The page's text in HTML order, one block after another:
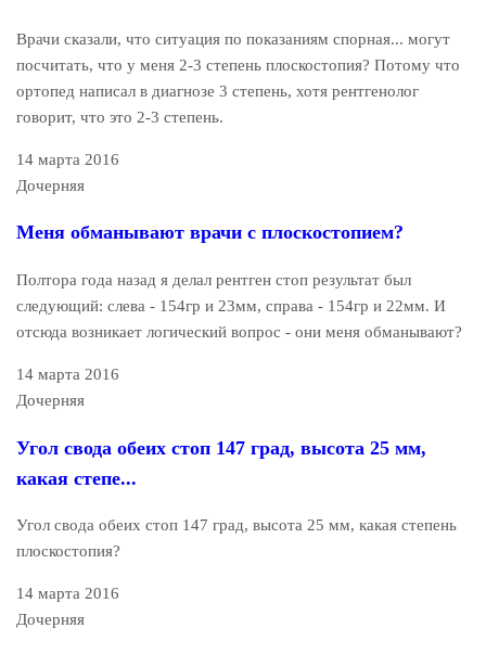
Врачи сказали, что ситуация по показаниям спорная... могут
посчитать, что у меня 2-3 степень плоскостопия? Потому что
ортопед написал в диагнозе 3 степень, хотя рентгенолог
говорит, что это 2-3 степень.
14 марта 2016
Дочерняя
Меня обманывают врачи с плоскостопием?
Полтора года назад я делал рентген стоп результат был
следующий: слева - 154гр и 23мм, справа - 154гр и 22мм. И
отсюда возникает логический вопрос - они меня обманывают?
14 марта 2016
Дочерняя
Угол свода обеих стоп 147 град, высота 25 мм,
какая степе...
Угол свода обеих стоп 147 град, высота 25 мм, какая степень
плоскостопия?
14 марта 2016
Дочерняя